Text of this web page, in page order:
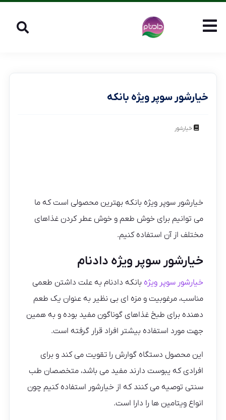
خیارشور سوپر ویژه بانکه
خیارشور
خیارشور سوپر ویژه بانکه بهترین محصولی است که ما
می توانیم برای خوش طعم و خوش عطر کردن غذاهای
مختلف از آن استفاده کنیم.
خیارشور سوپر ویژه دادنام
خیارشور سوپر ویژه بانکه دادنام به علت داشتن طعمی
مناسب، مرغوبیت و مزه ای بی نظیر به عنوان یک طعم
دهنده برای طبخ غذاهای گوناگون مفید بوده و به همین
جهت مورد استفاده بیشتر افراد قرار گرفته است.
این محصول دستگاه گوارش را تقویت می کند و برای
افرادی که یبوست دارند مفید می باشد، متخصصان طب
سنتی توصیه می کنند که از خیارشور استفاده کنیم چون
انواع ویتامین ها را دارا است‌.